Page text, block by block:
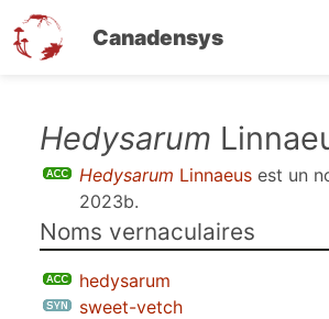
Canadensys
contenu
Hedysarum
Hedysarum Linnaeus est un
2023b.
Noms vernaculaires
hedysarum
sweet-vetch